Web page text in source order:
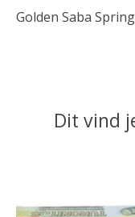
Golden Saba
Dit vind
Items van